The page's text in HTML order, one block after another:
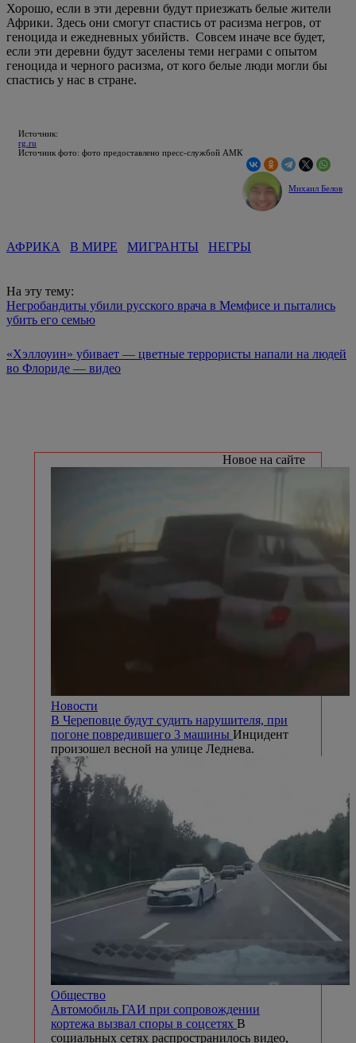
Хорошо, если в эти деревни будут приезжать белые жители
Африки. Здесь они смогут спастись от расизма негров, от
геноцида и ежедневных убийств. Совсем иначе все будет,
если эти деревни будут заселены теми неграми с опытом
геноцида и черного расизма, от кого белые люди могли бы
спастись у нас в стране.
Источник:
rg.ru
Источник фото: фото предоставлено пресс-службой АМК
Михаил Белов
АФРИКА В МИРЕ МИГРАНТЫ НЕГРЫ
На эту тему:
Негробандиты убили русского врача в Мемфисе и пытались
убить его семью
«Хэллоуин» убивает — цветные террористы напали на людей
во Флориде — видео
Новое на сайте
Новости
В Череповце будут судить нарушителя, при
погоне повредившего 3 машины Инцидент
произошел весной на улице Леднева.
Общество
Автомобиль ГАИ при сопровождении
кортежа вызвал споры в соцсетях В
социальных сетях распространилось видео,